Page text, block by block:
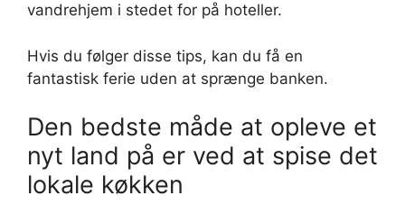
vandrehjem i stedet for på hoteller.
Hvis du følger disse tips, kan du få en
fantastisk ferie uden at sprænge banken.
Den bedste måde at opleve et
nyt land på er ved at spise det
lokale køkken